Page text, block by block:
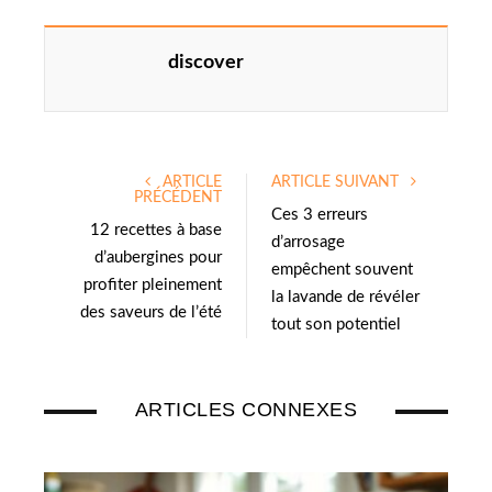
discover
ARTICLE
PRÉCÉDENT
12 recettes à base
d’aubergines pour
profiter pleinement
des saveurs de l’été
ARTICLE SUIVANT
Ces 3 erreurs
d’arrosage
empêchent souvent
la lavande de révéler
tout son potentiel
ARTICLES CONNEXES